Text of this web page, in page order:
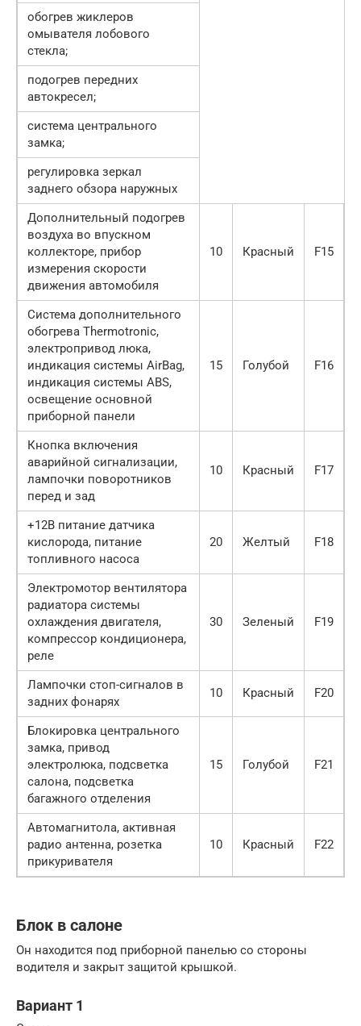
обогрев жиклеров
омывателя лобового
стекла;
подогрев передних
автокресел;
система центрального
замка;
регулировка зеркал
заднего обзора наружных
Дополнительный подогрев
воздуха во впускном
коллекторе, прибор
измерения скорости
движения автомобиля
10 Красный F15
Система дополнительного
обогрева Thermotronic,
электропривод люка,
индикация системы AirBag,
индикация системы ABS,
освещение основной
приборной панели
15 Голубой F16
Кнопка включения
аварийной сигнализации,
лампочки поворотников
перед и зад
10 Красный F17
+12В питание датчика
кислорода, питание
топливного насоса
20 Желтый F18
Электромотор вентилятора
радиатора системы
охлаждения двигателя,
компрессор кондиционера,
реле
30 Зеленый F19
Лампочки стоп-сигналов в
задних фонарях
10 Красный F20
Блокировка центрального
замка, привод
электролюка, подсветка
салона, подсветка
багажного отделения
15 Голубой F21
Автомагнитола, активная
радио антенна, розетка
прикуривателя
10 Красный F22
Блок в салоне
Он находится под приборной панелью со стороны
водителя и закрыт защитой крышкой.
Вариант 1